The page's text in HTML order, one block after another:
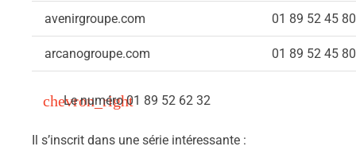
avenirgroupe.com 01 89 52 45 80
arcanogroupe.com 01 89 52 45 80
Le numéro 01 89 52 62 32
Il s’inscrit dans une série intéressante :